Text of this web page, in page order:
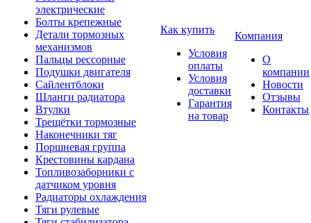
электрические
Болты крепежные
Детали тормозных
механизмов
Пальцы рессорные
Подушки двигателя
Сайлентблоки
Шланги радиатора
Втулки
Трещётки тормозные
Наконечники тяг
Поршневая группа
Крестовины кардана
Топливозаборники с
датчиком уровня
Радиаторы охлаждения
Тяги рулевые
Как купить
Условия
оплаты
Условия
доставки
Гарантия
на товар
Компания
О
компании
Новости
Отзывы
Контакты